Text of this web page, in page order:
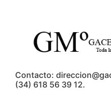
Contacto:
(34) 618 56 39 12.